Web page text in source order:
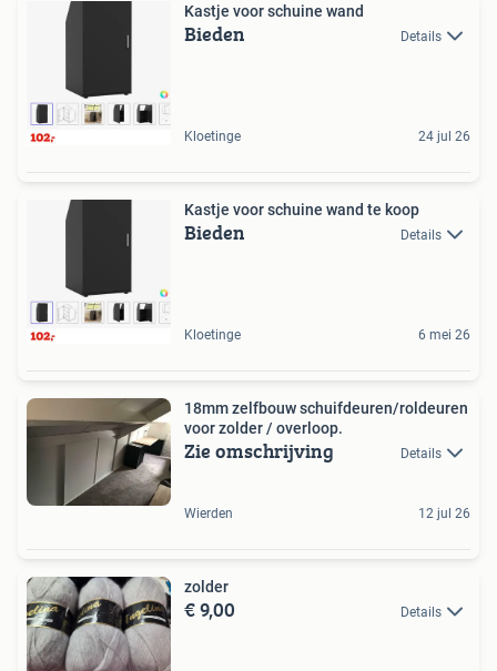
Kastje voor schuine wand
Bieden Details
Kloetinge 24 jul 26
Kastje voor schuine wand te koop
Bieden Details
Kloetinge 6 mei 26
18mm zelfbouw schuifdeuren/roldeuren
voor zolder / overloop.
Zie omschrijving Details
Wierden 12 jul 26
zolder
€ 9,00 Details